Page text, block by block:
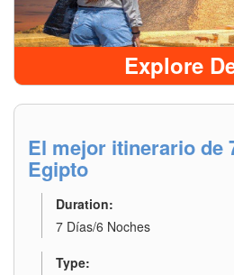
Explore
El mejor itinerario de
Egipto
Duration:
7 Días/6 Noches
Type: